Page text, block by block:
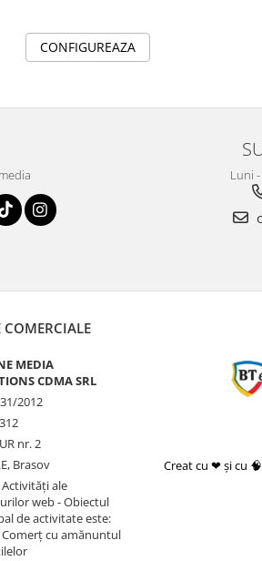
CONFIGUREAZA
Luni
COMERCIALE
MEDIA
CDMA SRL
2012
nr. 2
Brasov
Activităţi ale
web - Obiectul
de activitate este:
Comerţ cu amănuntul
Creat cu ❤ și cu